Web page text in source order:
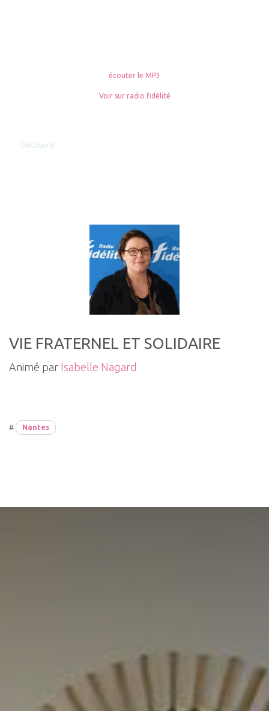
écouter le MP3
Voir sur radio fidélité
Découvrir
VIE FRATERNEL ET SOLIDAIRE
Animé par Isabelle Nagard
# Nantes